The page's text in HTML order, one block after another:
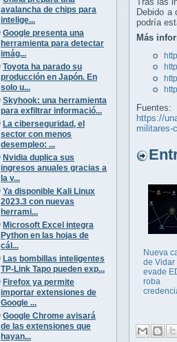
avalancha de chips para
intelige...
Google presenta una
herramienta para detectar
imág...
Toyota ha parado su
producción en Japón. En
solo u...
Skyhook: una herramienta
para exfiltrar informació...
La ciberseguridad, el
sector con menos
desempleo: ...
Nvidia duplica sus
ingresos anuales gracias a
la v...
Ya disponible Kali Linux
2023.3 con nuevas
herrami...
Microsoft Excel integra
Python en las hojas de
cál...
Las bombillas inteligentes
TP-Link Tapo pueden exp...
Firefox ya permite
importar extensiones de
Google ...
Google Chrome avisará
de las extensiones que
hayan...
Debido a
podría
Más
Fuentes:
https://
militares-
Nueva
de Vidar
evade
roba